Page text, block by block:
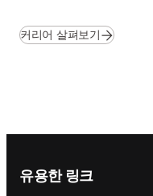
커리어 살펴보기
유용한 링크